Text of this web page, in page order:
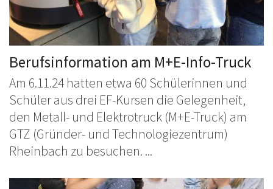
Berufsinformation am M+E-Info-Truck
Am 6.11.24 hatten etwa 60 Schülerinnen und
Schüler aus drei EF-Kursen die Gelegenheit,
den Metall- und Elektrotruck (M+E-Truck) am
GTZ (Gründer- und Technologiezentrum)
Rheinbach zu besuchen. ...